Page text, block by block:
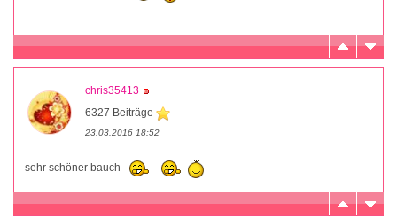
chris35413
6327 Beiträge
23.03.2016 18:52
sehr schöner bauch